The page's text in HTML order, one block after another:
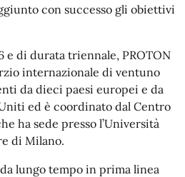
con successo gli obiettivi
e di durata triennale, PROTON
internazionale di ventuno
da dieci paesi europei e da
ed è coordinato dal Centro
ha sede presso l’Università
di Milano.
lungo tempo in prima linea